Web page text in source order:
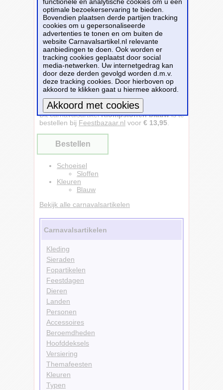
Klompsloffen blauw - Feestbazaar - Vóór
13:00 uur besteld, morgen in huis!
Dit carnavalsartikelKlompsloffen blauwis te
bestellen bij Feestbazaar.nl voor € 13,95
Bestellen
Schoeisel
Sloffen
Kleuren
Blauw
Bekijk alle carnavalsartikelen
Carnavalsartikelen
Kleding
Sieraden
Fopartikelen
Feestdagen
Dieren
Landen
Personen
Accessoires
Beroemdheden
Hoofddeksels
Versiering
Themafeesten
Kleuren
Typen
optimale bezoekerservaring te bieden.
Bovendien plaatsen derde partijen tracking
cookies om u gepersonaliseerde
advertenties te tonen en om buiten de
website Carnavalsartikel.nl relevante
aanbiedingen te doen. Ook worden er
tracking cookies geplaatst door social
media-netwerken. Uw internetgedrag kan
door deze derden gevolgd worden d.m.v.
deze tracking cookies. Door hierboven op
akkoord te klikken gaat u hiermee akkoord.
Meer informatie